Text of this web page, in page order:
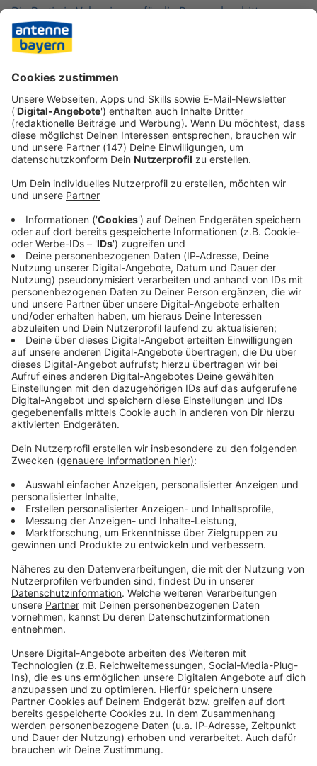
Die Partie in Valencia war für die Bayern das dritte von
sieben Auswärtsspielen im Europapokal in Serie, nach der
Länderspielpause geht es als nächstes zu Partizan
Belgrad. Keine Pause werden die Basketball-
Nationalspieler Justus Hollatz, Andreas Obst und Oscar da
Immer auf dem Laufenden
bleiben!
Verpass' nichts mehr - mit unserem kostenlosen
ANTENNE BAYERN Newsletter. Ob Nachrichten,
Lifestyle oder unsere neuesten Aktionen - wir
informieren dich.
Zum Newsletter anmelden
Du möchtest uns etwas sagen?
Studio Hotline
Kontaktformular
Sprachnachricht